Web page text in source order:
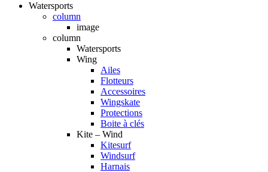
Watersports
column
image
column
Watersports
Wing
Ailes
Flotteurs
Accessoires
Wingskate
Protections
Boite à clés
Kite – Wind
Kitesurf
Windsurf
Harnais